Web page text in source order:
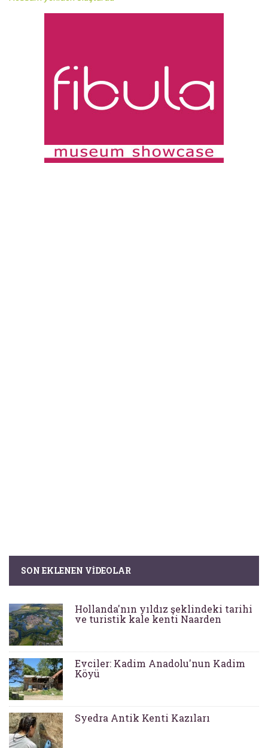
SON EKLENEN VIDEOLAR
Hollanda'nın yıldız şeklindeki tarihi
ve turistik kale kenti Naarden
Evciler: Kadim Anadolu'nun Kadim
Köyü
Syedra Antik Kenti Kazıları